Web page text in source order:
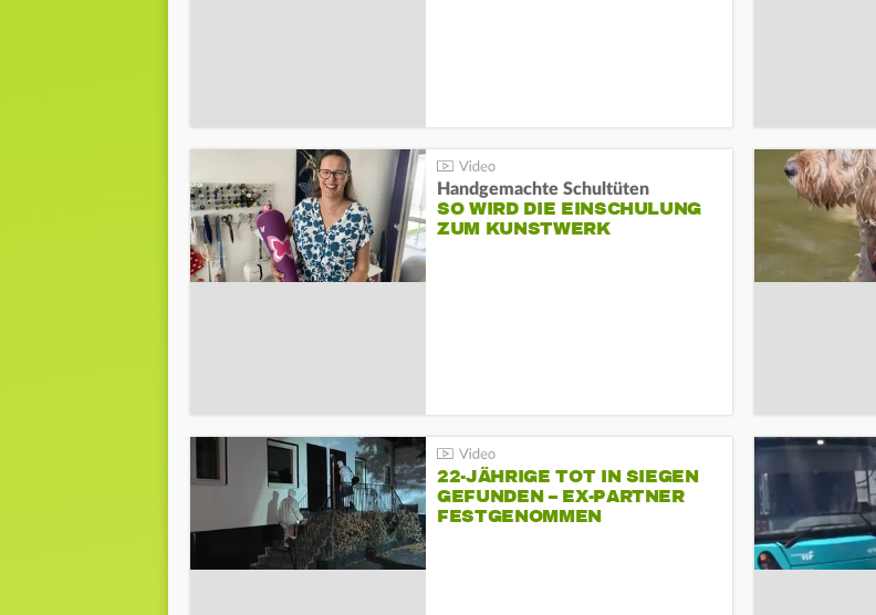
Handgemachte Schultüten
SO WIRD DIE EINSCHULUNG
ZUM KUNSTWERK
22-JÄHRIGE TOT IN SIEGEN
GEFUNDEN – EX-PARTNER
FESTGENOMMEN